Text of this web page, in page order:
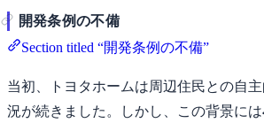
開発条例の不備
Section titled “開発条例の不備”
当初、トヨタホームは周辺住民との自
況が続きました。しかし、この背景には